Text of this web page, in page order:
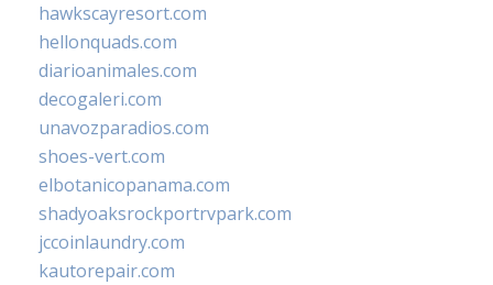
hawkscayresort.com
hellonquads.com
diarioanimales.com
decogaleri.com
unavozparadios.com
shoes-vert.com
elbotanicopanama.com
shadyoaksrockportrvpark.com
jccoinlaundry.com
kautorepair.com